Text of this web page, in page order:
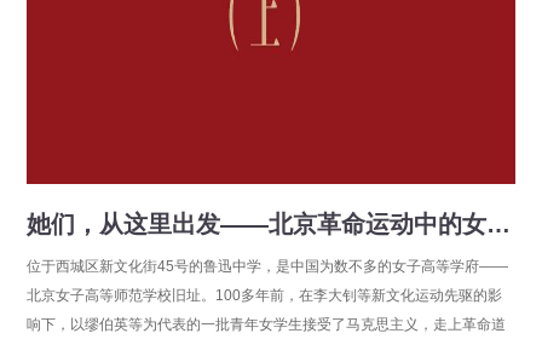
她们，从这里出发——北京革命运动中的女高师（上）
位于西城区新文化街45号的鲁迅中学，是中国为数不多的女子高等学府——
北京女子高等师范学校旧址。100多年前，在李大钊等新文化运动先驱的影
响下，以缪伯英等为代表的一批青年女学生接受了马克思主义，走上革命道